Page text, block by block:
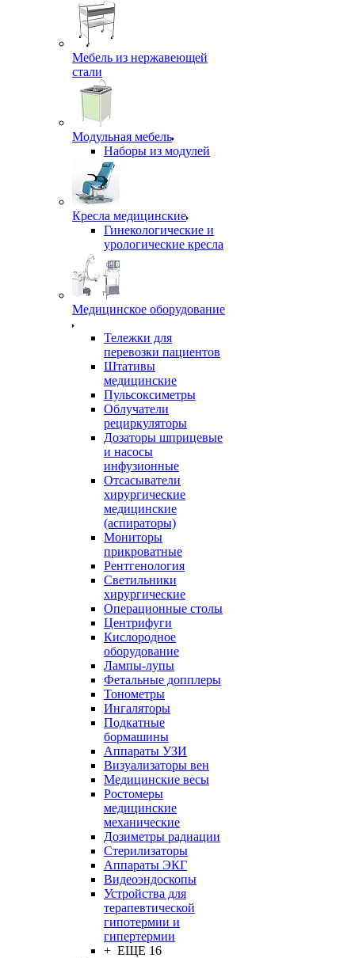
Мебель из нержавеющей
стали
Модульная мебель
Наборы из модулей
Кресла медицинские
Гинекологические и
урологические кресла
Медицинское оборудование
Тележки для
перевозки пациентов
Штативы
медицинские
Пульсоксиметры
Облучатели
рециркуляторы
Дозаторы шприцевые
и насосы
инфузионные
Отсасыватели
хирургические
медицинские
(аспираторы)
Мониторы
прикроватные
Рентгенология
Светильники
хирургические
Операционные столы
Центрифуги
Кислородное
оборудование
Лампы-лупы
Фетальные допплеры
Тонометры
Ингаляторы
Подкатные
бормашины
Аппараты УЗИ
Визуализаторы вен
Медицинские весы
Ростомеры
медицинские
механические
Дозиметры радиации
Стерилизаторы
Аппараты ЭКГ
Видеоэндоскопы
Устройства для
терапевтической
гипотермии и
гипертермии
+ ЕЩЕ 16